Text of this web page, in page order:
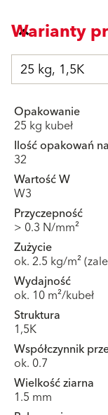
Warianty
25 kg, 1,5K
Opakowanie
25 kg kubeł
Ilość opakowań
32
Wartość W
W3
Przyczepność
> 0.3 N/mm²
Zużycie
ok. 2.5 kg/m²
Wydajność
ok. 10 m²/kubeł
Struktura
1,5K
Współczynnik
ok. 0.7
Wielkość ziarna
1.5 mm